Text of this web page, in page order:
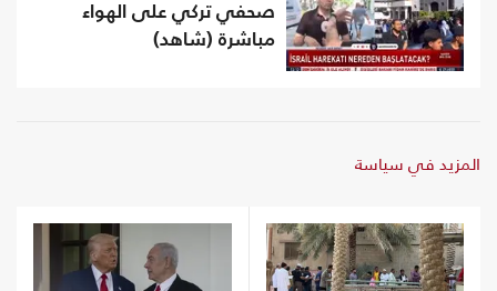
صحفي تركي على الهواء
مباشرة (شاهد)
المزيد في سياسة